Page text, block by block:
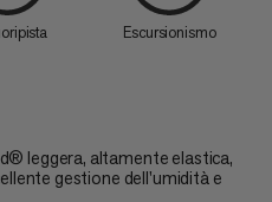
Escursionismo
leggera, altamente elastica,
gestione dell'umidità e